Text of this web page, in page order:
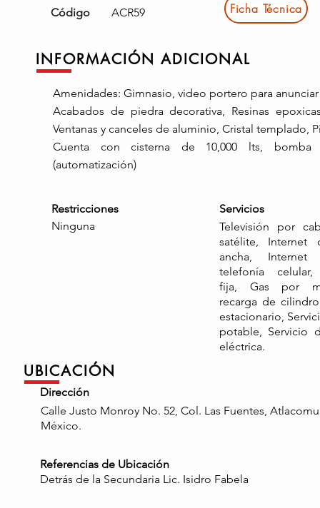
Código ACR59 Ficha Técnica
INFORMACIÓN ADICIONAL
Amenidades: Gimnasio, video portero para anunciar
Acabados de piedra decorativa, Resinas
Ventanas y canceles de aluminio, Cristal templado,
Cuenta con cisterna de 10,000 lts,
(automatización)
Restricciones
Ninguna
Servicios
Televisión por
satélite, Internet
ancha,
telefonía celular,
fija, Gas por
recarga de
estacionario,
potable, Servicio
eléctrica.
UBICACIÓN
Dirección
Calle Justo Monroy No. 52, Col. Las Fuentes,
México.
Referencias de Ubicación
Detrás de la Secundaria Lic. Isidro Fabela